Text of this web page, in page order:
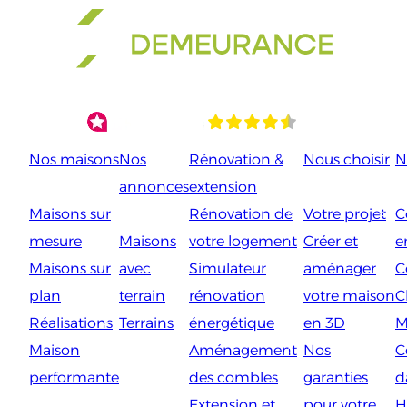
Nos maisons
Maisons sur
mesure
Maisons sur
plan
Réalisations
Maison
performante
Nos
annonces
Maisons
avec
terrain
Terrains
Rénovation &
extension
Rénovation de
votre logement
Simulateur
rénovation
énergétique
Aménagement
des combles
Nous choisir
Votre projet
Créer et
aménager
votre maison
en 3D
Nos
garanties